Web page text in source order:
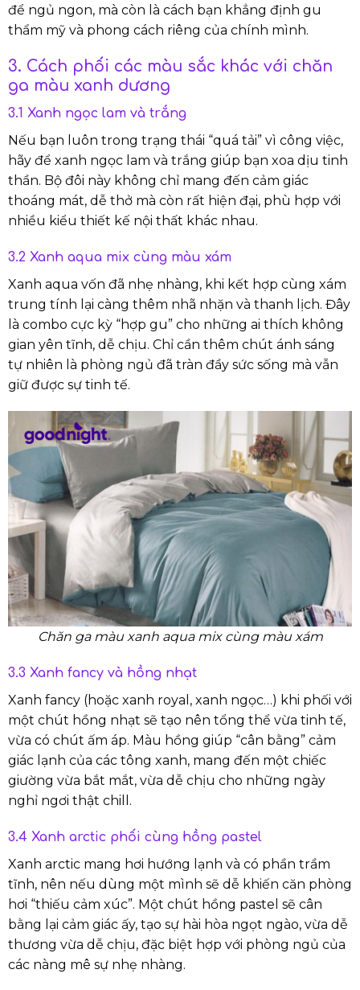
để ngủ ngon, mà còn là cách bạn khẳng định gu
thẩm mỹ và phong cách riêng của chính mình.
3. Cách phối các màu sắc khác với chăn
ga màu xanh dương
3.1 Xanh ngọc lam và trắng
Nếu bạn luôn trong trạng thái “quá tải” vì công việc,
hãy để xanh ngọc lam và trắng giúp bạn xoa dịu tinh
thần. Bộ đôi này không chỉ mang đến cảm giác
thoáng mát, dễ thở mà còn rất hiện đại, phù hợp với
nhiều kiểu thiết kế nội thất khác nhau.
3.2 Xanh aqua mix cùng màu xám
Xanh aqua vốn đã nhẹ nhàng, khi kết hợp cùng xám
trung tính lại càng thêm nhã nhặn và thanh lịch. Đây
là combo cực kỳ “hợp gu” cho những ai thích không
gian yên tĩnh, dễ chịu. Chỉ cần thêm chút ánh sáng
tự nhiên là phòng ngủ đã tràn đầy sức sống mà vẫn
giữ được sự tinh tế.
Chăn ga màu xanh aqua mix cùng màu xám
3.3 Xanh fancy và hồng nhạt
Xanh fancy (hoặc xanh royal, xanh ngọc…) khi phối với
một chút hồng nhạt sẽ tạo nên tổng thể vừa tinh tế,
vừa có chút ấm áp. Màu hồng giúp “cân bằng” cảm
giác lạnh của các tông xanh, mang đến một chiếc
giường vừa bắt mắt, vừa dễ chịu cho những ngày
nghỉ ngơi thật chill.
3.4 Xanh arctic phối cùng hồng pastel
Xanh arctic mang hơi hướng lạnh và có phần trầm
tĩnh, nên nếu dùng một mình sẽ dễ khiến căn phòng
hơi “thiếu cảm xúc”. Một chút hồng pastel sẽ cân
bằng lại cảm giác ấy, tạo sự hài hòa ngọt ngào, vừa dễ
thương vừa dễ chịu, đặc biệt hợp với phòng ngủ của
các nàng mê sự nhẹ nhàng.